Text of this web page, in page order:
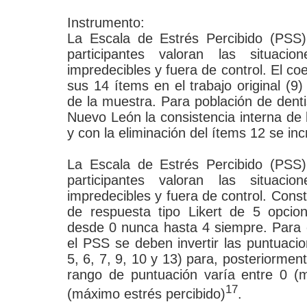
Instrumento:
La Escala de Estrés Percibido
participantes valoran las
impredecibles y fuera de control. El
sus 14 ítems en el trabajo original
de la muestra. Para población de
Nuevo León la consistencia interna
y con la eliminación del ítems 12 se
La Escala de Estrés Percibido
participantes valoran las
impredecibles y fuera de control.
de respuesta tipo Likert de 5
desde 0 nunca hasta 4 siempre.
el PSS se deben invertir las
5, 6, 7, 9, 10 y 13) para,
rango de puntuación varía entre 0
(máximo estrés percibido)17.